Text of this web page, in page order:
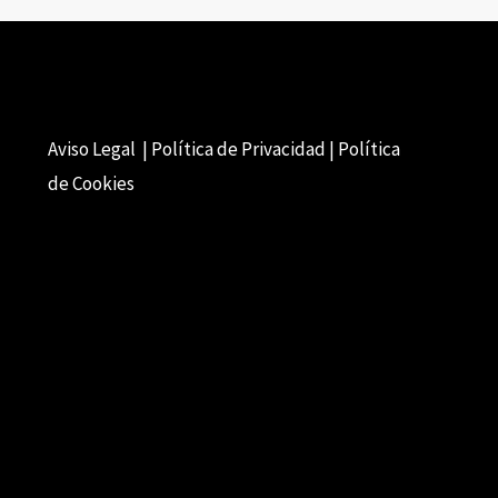
Aviso Legal | Política de Privacidad | Política
de Cookies